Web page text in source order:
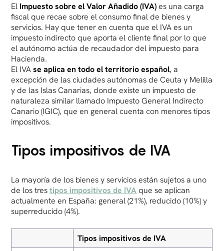
El Impuesto sobre el Valor Añadido (IVA) es una carga
fiscal que recae sobre el consumo final de bienes y
servicios. Hay que tener en cuenta que el IVA es un
impuesto indirecto que aporta el cliente final por lo que
el autónomo actúa de recaudador del impuesto para
Hacienda.
El IVAse aplica en todo el territorio español, a
excepción de las ciudades autónomas de Ceuta y Melilla
y de las Islas Canarias, donde existe un impuesto de
naturaleza similar llamado Impuesto General Indirecto
Canario (IGIC), que en general cuenta con menores tipos
impositivos.
Tipos impositivos de IVA
La mayoría de los bienes y servicios están sujetos a uno
de los trestipos impositivos de IVA que se aplican
actualmente en España: general (21%), reducido (10%) y
superreducido (4%).
Tipos impositivos de IVA